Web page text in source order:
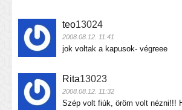
teo13024
2008.08.12. 11:41
jok voltak a kapusok- végreee
Rita13023
2008.08.12. 11:32
Szép volt fiúk, öröm volt nézni!!!